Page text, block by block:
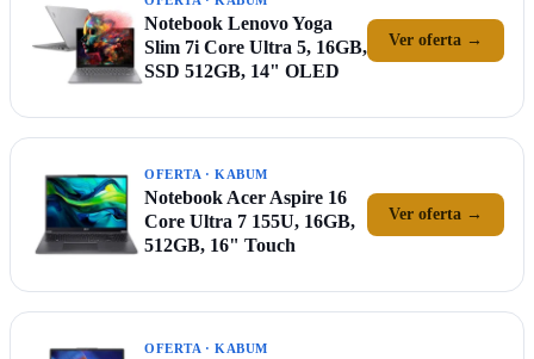
Notebook Lenovo Yoga
Slim 7i Core Ultra 5, 16GB,
SSD 512GB, 14" OLED
Ver oferta →
OFERTA · KABUM
Notebook Acer Aspire 16
Core Ultra 7 155U, 16GB,
512GB, 16" Touch
Ver oferta →
OFERTA · KABUM